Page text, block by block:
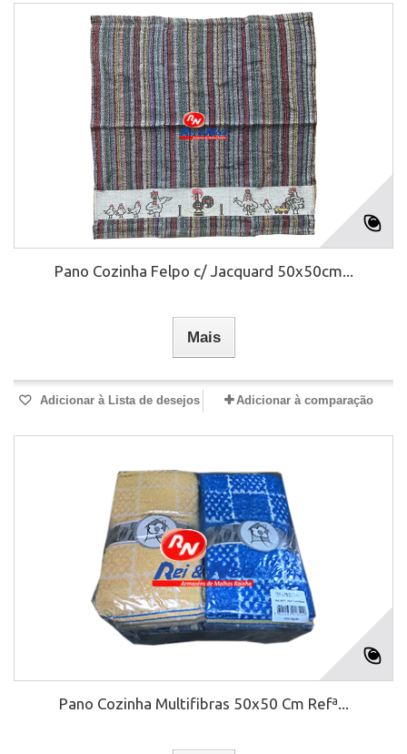
Pano Cozinha Felpo c/ Jacquard 50x50cm...
Mais
Adicionar à Lista de desejos Adicionar à comparação
Pano Cozinha Multifibras 50x50 Cm Refª...